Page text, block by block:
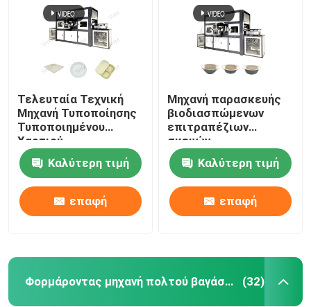
Τελευταία Τεχνική
Μηχανή Τυποποίησης
Τυποποιημένου
Χαρτιού
Καλύτερη τιμή
επαφή
Μηχανή παρασκευής
βιοδιασπώμενων
επιτραπέζιων
σκευών
Καλύτερη τιμή
επαφή
Φορμάροντας μηχανή πολτού βαγάσσης (32)